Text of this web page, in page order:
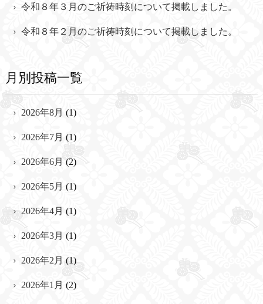
令和８年３月のご祈祷時刻について掲載しました。
令和８年２月のご祈祷時刻について掲載しました。
月別投稿一覧
2026年8月 (1)
2026年7月 (1)
2026年6月 (2)
2026年5月 (1)
2026年4月 (1)
2026年3月 (1)
2026年2月 (1)
2026年1月 (2)